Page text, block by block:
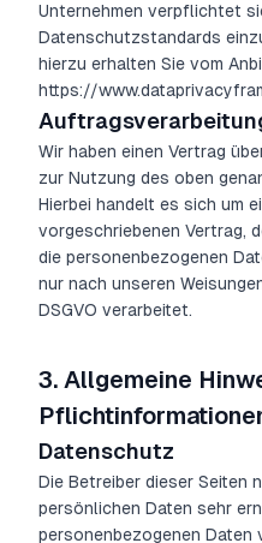
Unternehmen verpflichtet
Datenschutzstandards
hierzu erhalten Sie vom
https://
Wir haben einen Vertrag
zur Nutzung des oben
Hierbei handelt es sich um
vorgeschriebenen Vertrag,
die personenbezogenen
nur nach unseren
DSGVO verarbeitet.
3. Allgemeine
Datenschutz
Die Betreiber dieser Seiten
persönlichen Daten sehr
personenbezogenen Daten